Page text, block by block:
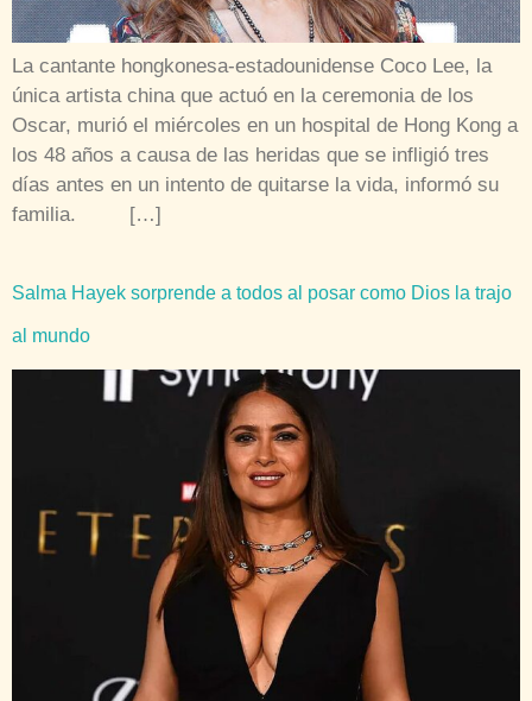
La cantante hongkonesa-estadounidense Coco Lee, la
única artista china que actuó en la ceremonia de los
Oscar, murió el miércoles en un hospital de Hong Kong a
los 48 años a causa de las heridas que se infligió tres
días antes en un intento de quitarse la vida, informó su
familia. […]
Salma Hayek sorprende a todos al posar como Dios la trajo
al mundo